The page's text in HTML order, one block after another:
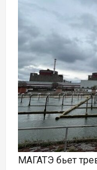
МАГАТЭ бьет